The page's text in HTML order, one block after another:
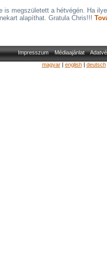
is megszületett a hétvégén. Ha
alapíthat. Gratula Chris!!!
Impresszum Médiaajánlat
magyar| english| deutsch